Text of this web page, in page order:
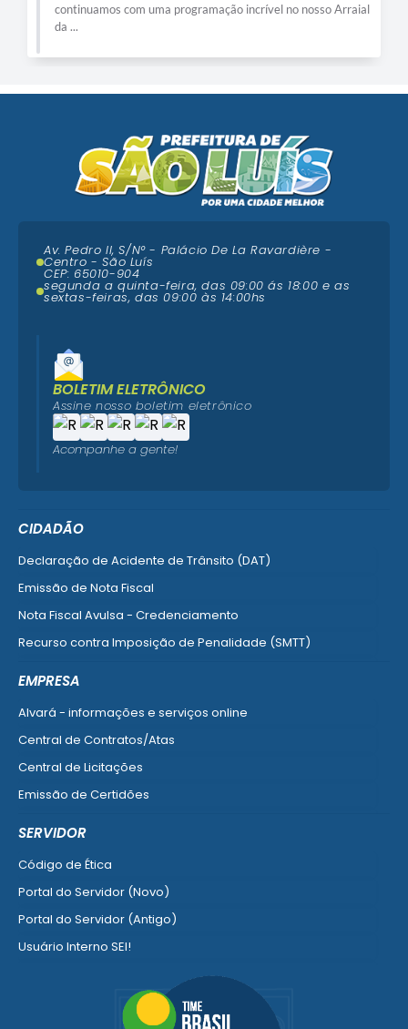
continuamos com uma programação incrível no nosso Arraial
da ...
CIDADÃO
Declaração de Acidente de Trânsito (DAT)
Emissão de Nota Fiscal
Nota Fiscal Avulsa - Credenciamento
Recurso contra Imposição de Penalidade (SMTT)
EMPRESA
Alvará - informações e serviços online
Central de Contratos/Atas
Central de Licitações
Emissão de Certidões
SERVIDOR
Código de Ética
Portal do Servidor (Novo)
Portal do Servidor (Antigo)
Usuário Interno SEI!
Av. Pedro II, S/N° - Palácio De La Ravardière -
Centro - São Luís
CEP: 65010-904
segunda a quinta-feira, das 09:00 ás 18:00 e as
sextas-feiras, das 09:00 às 14:00hs
BOLETIM ELETRÔNICO
Assine nosso boletim eletrônico
Acompanhe a gente!